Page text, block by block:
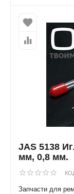
JAS 5138
мм, 0,8 мм.
Запчасти для